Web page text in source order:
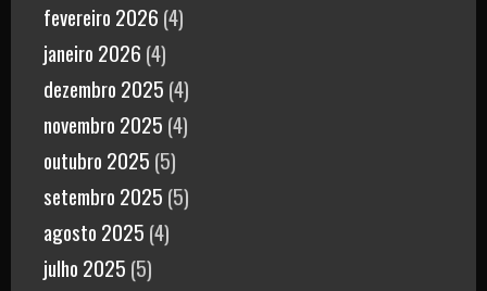
fevereiro 2026 (4)
janeiro 2026 (4)
dezembro 2025 (4)
novembro 2025 (4)
outubro 2025 (5)
setembro 2025 (5)
agosto 2025 (4)
julho 2025 (5)